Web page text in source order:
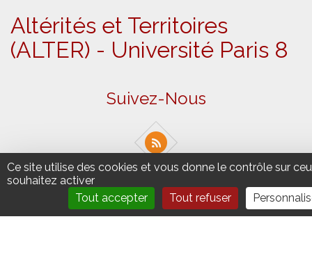
Ce site utilise des cookies et vous donne le contrôle sur
souhaitez activer
Tout accepter
Tout refuser
Altérités et Territoires
(ALTER) - Université Paris 8
Suivez-Nous
2 rue de la Liberté - 93526 Saint-Denis cedex
Tel : +33(0)1 49 40 67 89